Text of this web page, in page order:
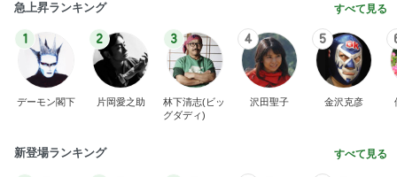
急上昇ランキング すべて見る
1
デーモン閣下
2
片岡愛之助
3
林下清志(ビッ
グダディ)
4
沢田聖子
5
金沢克彦
新登場ランキング すべて見る